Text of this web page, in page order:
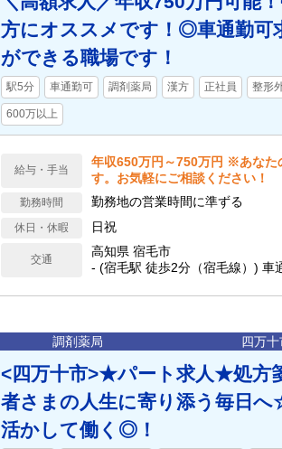
方にオススメです！◎車通勤可
ができる職場です！
駅5分 車通勤可 調剤薬局 漢方 正社員 整形
600万以上
給与・手当
年収650万円～750万円 ※あなた
す。お気軽にご相談ください！
勤務時間 勤務地の営業時間に準ずる
休日・休暇 日祝
交通
高知県 宿毛市
- (宿毛駅 徒歩2分（宿毛線）) 車
調剤薬局 四万十
<四万十市>★パート求人★処方
者さまの人生に寄り添う毎日
活かして働く◎！